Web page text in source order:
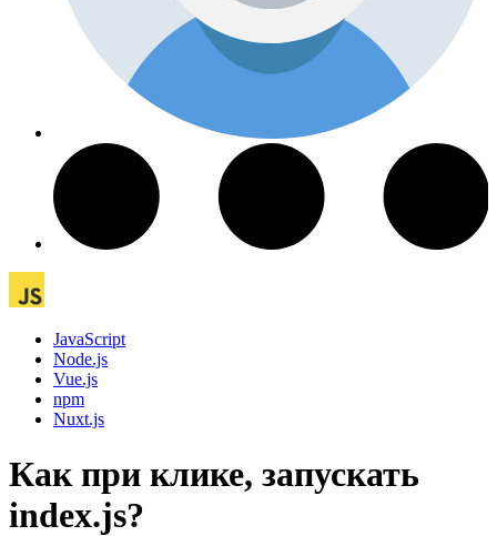
JavaScript
Node.js
Vue.js
npm
Nuxt.js
Как при клике, запускать
index.js?